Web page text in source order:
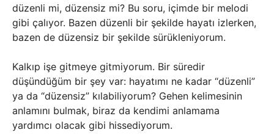
düzenli mi, düzensiz mi? Bu soru, içimde bir melodi
gibi çalıyor. Bazen düzenli bir şekilde hayatı izlerken,
bazen de düzensiz bir şekilde sürükleniyorum.
Kalkıp işe gitmeye gitmiyorum. Bir süredir
düşündüğüm bir şey var: hayatımı ne kadar “düzenli”
ya da “düzensiz” kılabiliyorum? Gehen kelimesinin
anlamını bulmak, biraz da kendimi anlamama
yardımcı olacak gibi hissediyorum.